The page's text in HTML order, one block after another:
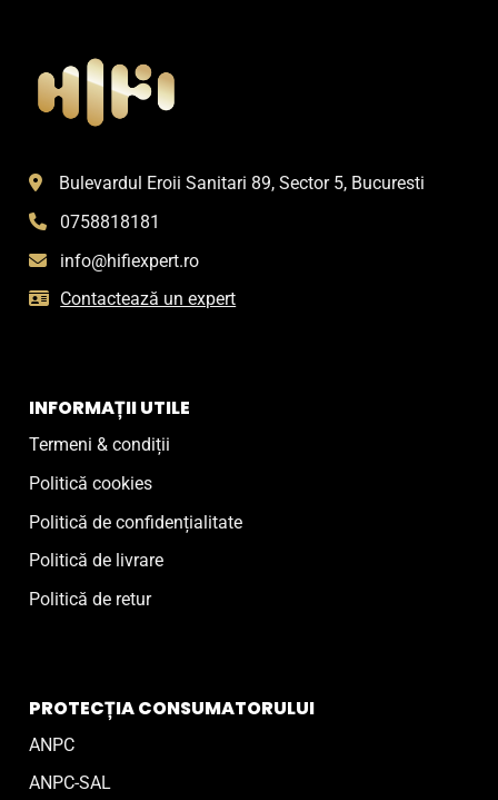
Bulevardul Eroii Sanitari 89, Sector 5, Bucuresti
0758818181
info@hifiexpert.ro
Contactează un expert
INFORMAȚII UTILE
Termeni & condiții
Politică cookies
Politică de confidențialitate
Politică de livrare
Politică de retur
PROTECȚIA CONSUMATORULUI
ANPC
ANPC-SAL